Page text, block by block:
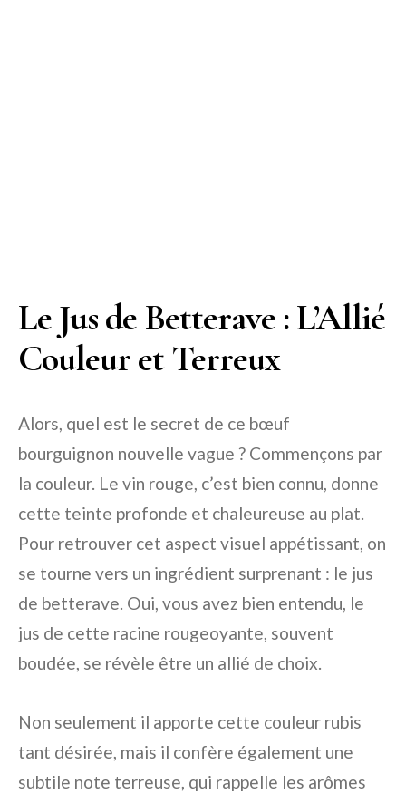
Le Jus de Betterave : L’Allié
Couleur et Terreux
Alors, quel est le secret de ce bœuf
bourguignon nouvelle vague ? Commençons par
la couleur. Le vin rouge, c’est bien connu, donne
cette teinte profonde et chaleureuse au plat.
Pour retrouver cet aspect visuel appétissant, on
se tourne vers un ingrédient surprenant : le jus
de betterave. Oui, vous avez bien entendu, le
jus de cette racine rougeoyante, souvent
boudée, se révèle être un allié de choix.
Non seulement il apporte cette couleur rubis
tant désirée, mais il confère également une
subtile note terreuse, qui rappelle les arômes